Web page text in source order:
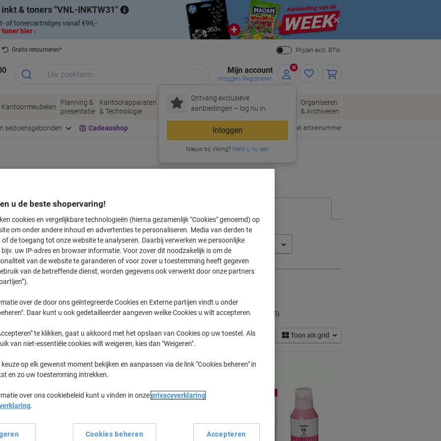
inkt & toners VNL-INKTW31
of tonercartridges vanaf €99,-.
hier ›
Close
Gratis retourneren*
Prijzen excl. BTW.
Mijn account
Inloggen/Registreren
Ontvang exclusieve
aanbiedingen – log nu in.
Inloggen
Nieuw bij Viking?Meld u nu aan
Kantoormeubelen
Planning &
presentatie
Kantoorapparaten
& Technologie
Inkt &
Toner
Papier, Enveloppen
& Verpakken
Kantoorartikelen
Organiseren
& Archiveren
seizoensgebonden Cadeaushop Snel bestellen met artikelnummer
voor uw printer
Kies merk, reeks en model uit de opties hieronder
Maxify GX Canon Maxify GX 6150
gekochte cartridges te tonen
Maxify GX 6150 Printer Inkt Cartridges (5)
op: Toon als grid
u de beste shopervaring!
cookies en vergelijkbare technologieën (hierna gezamenlijk "Cookies" genoemd) op
om onder andere inhoud en advertenties te personaliseren. Media van derden te
of de toegang tot onze website te analyseren. Daarbij verwerken we persoonlijke
bijv. uw IP-adres en browser informatie. Voor zover dit noodzakelijk is om de
van de website te garanderen of voor zover u toestemming heeft gegeven
van de betreffende dienst, worden gegevens ook verwerkt door onze partners
over de door ons geïntegreerde Cookies en Externe partijen vindt u onder
Daar kunt u ook gedetailleerder aangeven welke Cookies u wilt accepteren.
te klikken, gaat u akkoord met het opslaan van Cookies op uw toestel. Als
van niet-essentiële cookies wilt weigeren, kies dan "Weigeren".
op elk gewenst moment bekijken en aanpassen via de link "Cookies beheren" in
en zo uw toestemming intrekken.
over ons cookiebeleid kunt u vinden in onzeprivacyverklaring
.
Cookies beheren Accepteren